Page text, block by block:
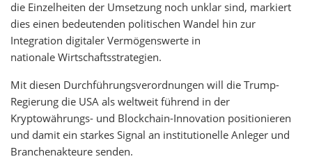
die Einzelheiten der Umsetzung noch unklar sind, markiert
dies einen bedeutenden politischen Wandel hin zur
Integration digitaler Vermögenswerte in
nationale Wirtschaftsstrategien.
Mit diesen Durchführungsverordnungen will die Trump-
Regierung die USA als weltweit führend in der
Kryptowährungs- und Blockchain-Innovation positionieren
und damit ein starkes Signal an institutionelle Anleger und
Branchenakteure senden.